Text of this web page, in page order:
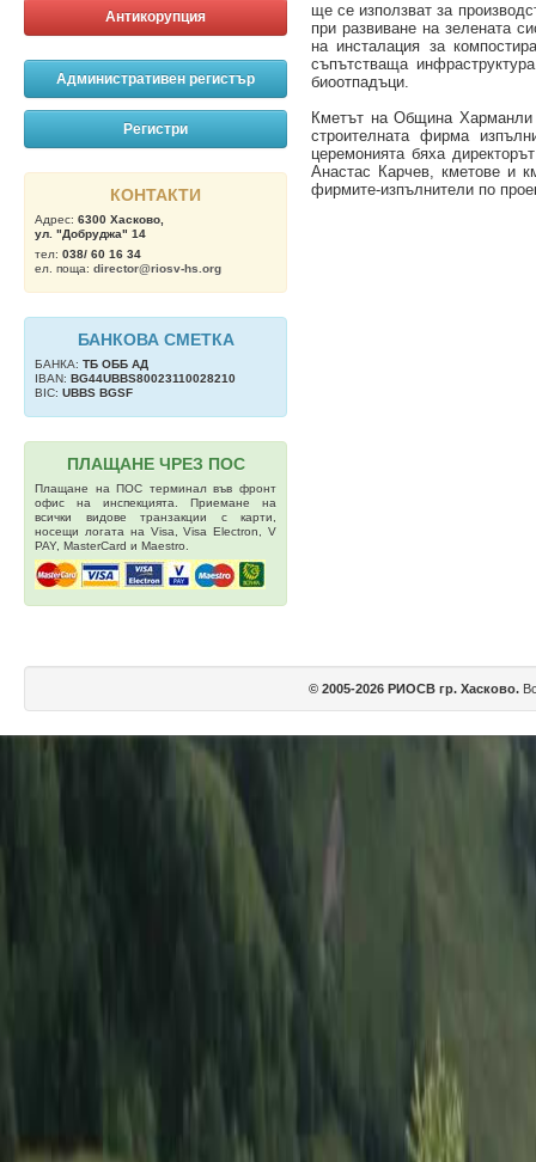
Антикорупция
Административен регистър
Регистри
КОНТАКТИ
Адрес: 6300 Хасково,
ул. "Добруджа" 14
тел: 038/ 60 16 34
ел. поща: director@riosv-hs.org
БАНКОВА СМЕТКА
БАНКА: ТБ OББ АД
IBAN: BG44UBBS80023110028210
BIC: UBBS BGSF
ПЛАЩАНЕ ЧРЕЗ ПОС
Плащане на ПОС терминал във фронт
офис на инспекцията. Приемане на
всички видове транзакции с карти,
носещи логата на Visa, Visa Electron, V
PAY, MasterCard и Maestro.
ще се използват за
при развиване на зелената
на инсталация за
съпътстваща
биоотпадъци.
Кметът на Община Харманли
строителната фирма
церемонията бяха
Анастас Карчев, кметове и
фирмите-изпълнители по
© 2005-2026 РИОСВ гр. Хасково.